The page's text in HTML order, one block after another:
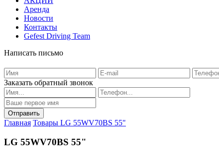
Аренда
Новости
Контакты
Gefest Driving Team
Написать письмо
Заказать обратный звонок
Главная Товары LG 55WV70BS 55"
LG 55WV70BS 55"